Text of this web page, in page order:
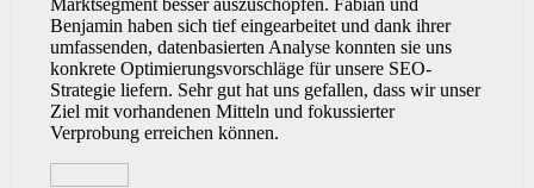
Benjamin haben sich tief eingearbeitet und dank ihrer
umfassenden, datenbasierten Analyse konnten sie uns
konkrete Optimierungsvorschläge für unsere SEO-
Strategie liefern. Sehr gut hat uns gefallen, dass wir unser
Ziel mit vorhandenen Mitteln und fokussierter
Verprobung erreichen können.